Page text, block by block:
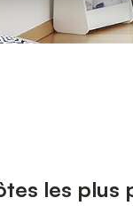
les plus